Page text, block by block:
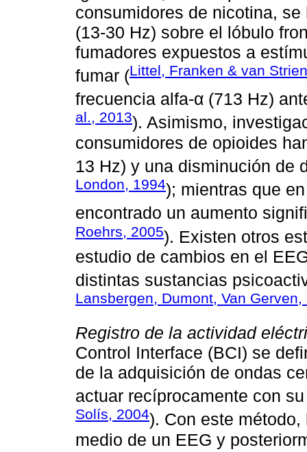
consumidores de nicotina,
(13-30 Hz) sobre el lóbulo
fumadores expuestos a
fumar (Littel, Franken & van
frecuencia alfa-α (713 Hz)
al., 2013). Asimismo,
consumidores de opioides
13 Hz) y una disminución de
London, 1994); mientras que
encontrado un aumento
Roehrs, 2005). Existen otros
estudio de cambios en el
distintas sustancias
Lansbergen, Dumont, Van
Registro de la actividad
Control Interface (BCI) se
de la adquisición de ondas
actuar recíprocamente con
Solís, 2004). Con este
medio de un EEG y